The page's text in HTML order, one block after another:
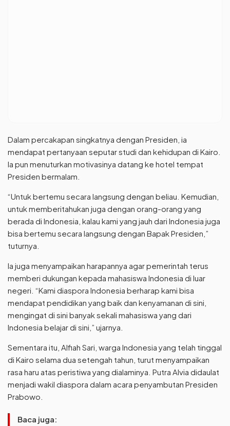
Dalam percakapan singkatnya dengan Presiden, ia
mendapat pertanyaan seputar studi dan kehidupan di Kairo.
Ia pun menuturkan motivasinya datang ke hotel tempat
Presiden bermalam.
“Untuk bertemu secara langsung dengan beliau. Kemudian,
untuk memberitahukan juga dengan orang-orang yang
berada di Indonesia, kalau kami yang jauh dari Indonesia juga
bisa bertemu secara langsung dengan Bapak Presiden,”
tuturnya.
Ia juga menyampaikan harapannya agar pemerintah terus
memberi dukungan kepada mahasiswa Indonesia di luar
negeri. “Kami diaspora Indonesia berharap kami bisa
mendapat pendidikan yang baik dan kenyamanan di sini,
mengingat di sini banyak sekali mahasiswa yang dari
Indonesia belajar di sini,” ujarnya.
Sementara itu, Alfiah Sari, warga Indonesia yang telah tinggal
di Kairo selama dua setengah tahun, turut menyampaikan
rasa haru atas peristiwa yang dialaminya. Putra Alvia didaulat
menjadi wakil diaspora dalam acara penyambutan Presiden
Prabowo.
Baca juga: